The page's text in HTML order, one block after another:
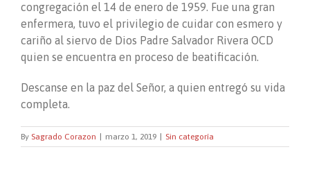
congregación el 14 de enero de 1959. Fue una gran
enfermera, tuvo el privilegio de cuidar con esmero y
cariño al siervo de Dios Padre Salvador Rivera OCD
quien se encuentra en proceso de beatificación.
Descanse en la paz del Señor, a quien entregó su vida
completa.
By Sagrado Corazon marzo 1, 2019 Sin categoría